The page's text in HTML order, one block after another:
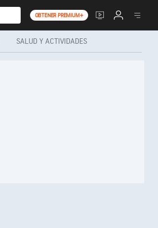
OBTENER PREMIUM+
SALUD Y ACTIVIDADES